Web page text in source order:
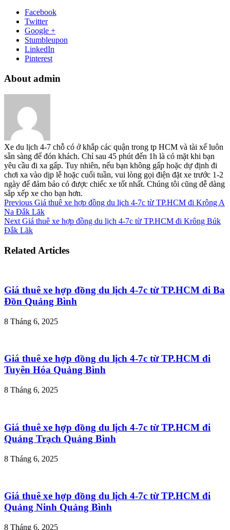
Facebook
Twitter
Google +
Stumbleupon
LinkedIn
Pinterest
About admin
Xe du lịch 4-7 chỗ có ở khắp các quận trong tp HCM và tài xế luôn
sẵn sàng để đón khách. Chỉ sau 45 phút đến 1h là có mặt khi bạn
yêu cầu đi xa gấp. Tuy nhiên, nếu bạn không gấp hoặc dự định đi
chơi xa vào dịp lễ hoặc cuối tuần, vui lòng gọi điện đặt xe trước 1-2
ngày để đảm bảo có được chiếc xe tốt nhất. Chúng tôi cũng dễ dàng
sắp xếp xe cho bạn hơn.
Previous Giá thuê xe hợp đồng du lịch 4-7c từ TP.HCM đi Krông A
Na Đắk Lăk
Next Giá thuê xe hợp đồng du lịch 4-7c từ TP.HCM đi Krông Búk
Đắk Lăk
Related Articles
Giá thuê xe hợp đồng du lịch 4-7c từ TP.HCM đi Ba
Đồn Quảng Bình
8 Tháng 6, 2025
Giá thuê xe hợp đồng du lịch 4-7c từ TP.HCM đi
Tuyên Hóa Quảng Bình
8 Tháng 6, 2025
Giá thuê xe hợp đồng du lịch 4-7c từ TP.HCM đi
Quảng Trạch Quảng Bình
8 Tháng 6, 2025
Giá thuê xe hợp đồng du lịch 4-7c từ TP.HCM đi
Quảng Ninh Quảng Bình
8 Tháng 6, 2025